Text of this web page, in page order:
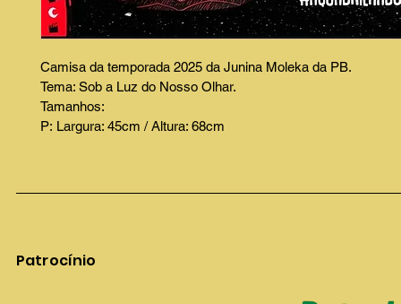
Camisa da temporada 2025 da Junina Moleka da PB.
Tema: Sob a Luz do Nosso Olhar.
Tamanhos:
P: Largura: 45cm / Altura: 68cm
Patrocínio